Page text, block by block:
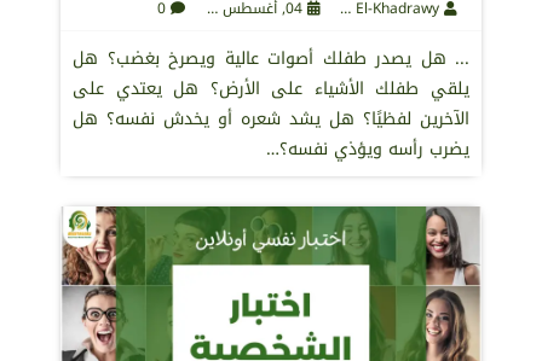
04, أغسطس 2021 0
... هل يصدر طفلك أصوات عالية ويصرخ بغضب؟ هل
يلقي طفلك الأشياء على الأرض؟ هل يعتدي على
الآخرين لفظيًا؟ هل يشد شعره أو يخدش نفسه؟ هل
يضرب رأسه ويؤذي نفسه؟…